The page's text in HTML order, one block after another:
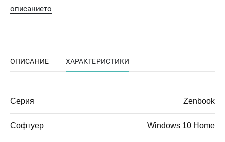
описанието
ОПИСАНИЕ ХАРАКТЕРИСТИКИ
Серия Zenbook
Софтуер Windows 10 Home